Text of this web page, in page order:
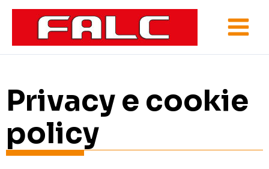
Vai
contenuto
Privacy e cookie
policy